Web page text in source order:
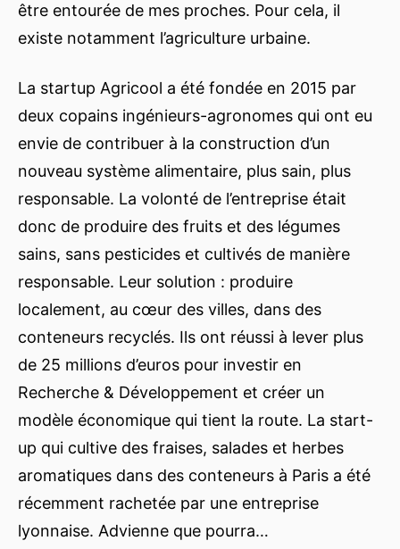
être entourée de mes proches. Pour cela, il
existe notamment l’agriculture urbaine.
La startup Agricool a été fondée en 2015 par
deux copains ingénieurs-agronomes qui ont eu
envie de contribuer à la construction d’un
nouveau système alimentaire, plus sain, plus
responsable. La volonté de l’entreprise était
donc de produire des fruits et des légumes
sains, sans pesticides et cultivés de manière
responsable. Leur solution : produire
localement, au cœur des villes, dans des
conteneurs recyclés. Ils ont réussi à lever plus
de 25 millions d’euros pour investir en
Recherche & Développement et créer un
modèle économique qui tient la route. La start-
up qui cultive des fraises, salades et herbes
aromatiques dans des conteneurs à Paris a été
récemment rachetée par une entreprise
lyonnaise. Advienne que pourra…